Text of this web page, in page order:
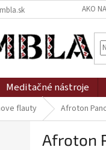
AKO
Meditačné nástroje
flauty Afroton
Afroton